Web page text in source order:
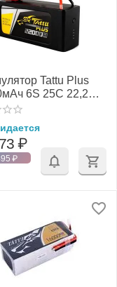
Tattu Plus
6S 25C 22,2В
₽
₽